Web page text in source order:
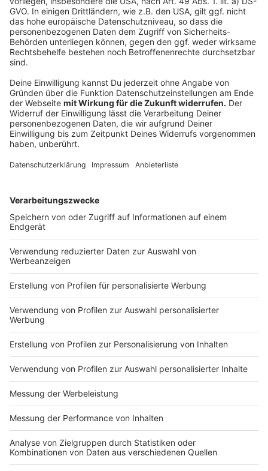
Wer weiß, wer den Draht über den Geh- und Radweg
gespannt hat oder kann die Ermittlungen mit sonstigen
Hinweisen unterstützen? Zeuginnen und Zeugen
werden gebeten, sich mit der Polizei in Erkrath unter
setzen.
750 Jahre Ratingen - Stadt fördert Ideen
Kurz vor dem Jahreswechsel schaut man in Ratingen
jährige Stadtjubiläum. Dafür können schon ab sofort
Förderanträge gestellt werden, heißt es aus dem
Rathaus. Das ganze Jahr 2026 hindurch soll es
verschiedene Veranstaltungen, Aktionen und Projekte
zum Stadtjubiläum geben. Wer dazu beitragen möchte,
kann für seine Idee eine Unterstützung der Stadt
beantragen. Insgesamt habe der Rat dafür 75.000 Euro
zur Verfügung gestellt.
Die Förderrichtlinien und ein Formblatt für den
Förderantrag finden sich auf der städtischen Website
imBereich"Kultur und Tourismus".Dort gibt es auch
weitere detaillierte Informationen zum
Antragverfahren.